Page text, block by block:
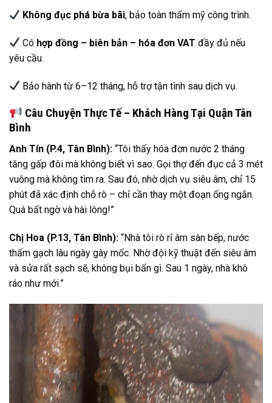
Không đục phá bừa bãi, bảo toàn thẩm mỹ công trình.
Có hợp đồng – biên bản – hóa đơn VAT đầy đủ nếu
yêu cầu.
Bảo hành từ 6–12 tháng, hỗ trợ tận tình sau dịch vụ.
Câu Chuyện Thực Tế – Khách Hàng Tại Quận Tân
Bình
Anh Tín (P.4, Tân Bình): “Tôi thấy hóa đơn nước 2 tháng
tăng gấp đôi mà không biết vì sao. Gọi thợ đến đục cả 3 mét
vuông mà không tìm ra. Sau đó, nhờ dịch vụ siêu âm, chỉ 15
phút đã xác định chỗ rò – chỉ cần thay một đoạn ống ngắn.
Quá bất ngờ và hài lòng!”
Chị Hoa (P.13, Tân Bình): “Nhà tôi rò rỉ âm sàn bếp, nước
thấm gạch lâu ngày gây mốc. Nhờ đội kỹ thuật đến siêu âm
và sửa rất sạch sẽ, không bụi bẩn gì. Sau 1 ngày, nhà khô
ráo như mới.”